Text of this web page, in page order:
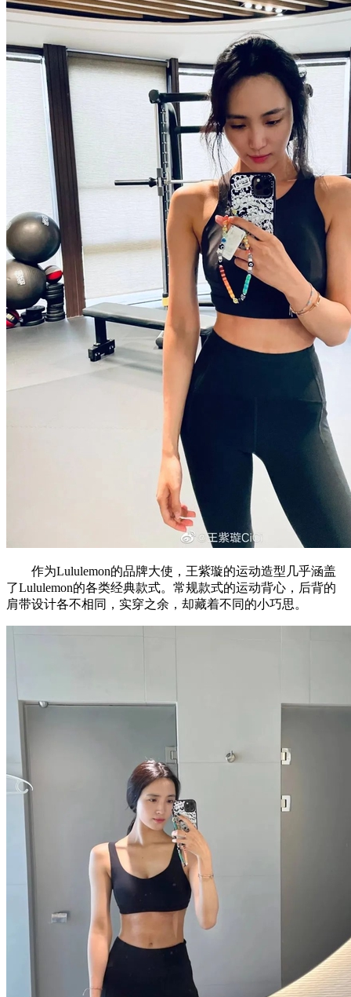
作为Lululemon的品牌大使，王紫璇的运动造型几乎涵盖
了Lululemon的各类经典款式。常规款式的运动背心，后背的
肩带设计各不相同，实穿之余，却藏着不同的小巧思。